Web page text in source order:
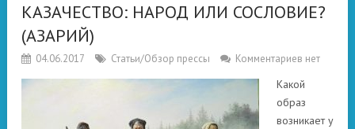
КАЗАЧЕСТВО: НАРОД ИЛИ СОСЛОВИЕ?
(АЗАРИЙ)
04.06.2017 Статьи/Обзор прессы Комментариев нет
Какой
образ
возникает у